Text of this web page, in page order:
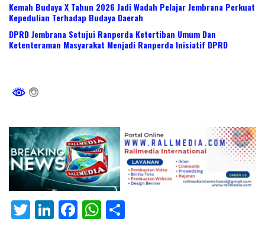
Kemah Budaya X Tahun 2026 Jadi Wadah Pelajar Jembrana Perkuat
Kepedulian Terhadap Budaya Daerah
DPRD Jembrana Setujui Ranperda Ketertiban Umum Dan
Ketenteraman Masyarakat Menjadi Ranperda Inisiatif DPRD
T Li F W